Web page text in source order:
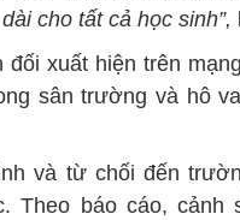
cho tất cả học sinh”,
xuất hiện trên
sân trường và hô
và từ chối đến
Theo báo cáo, cảnh